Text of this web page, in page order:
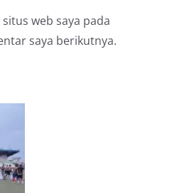
web saya pada
saya berikutnya.